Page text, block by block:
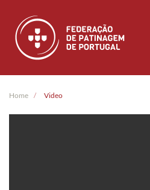
Skip to main content
Home Video